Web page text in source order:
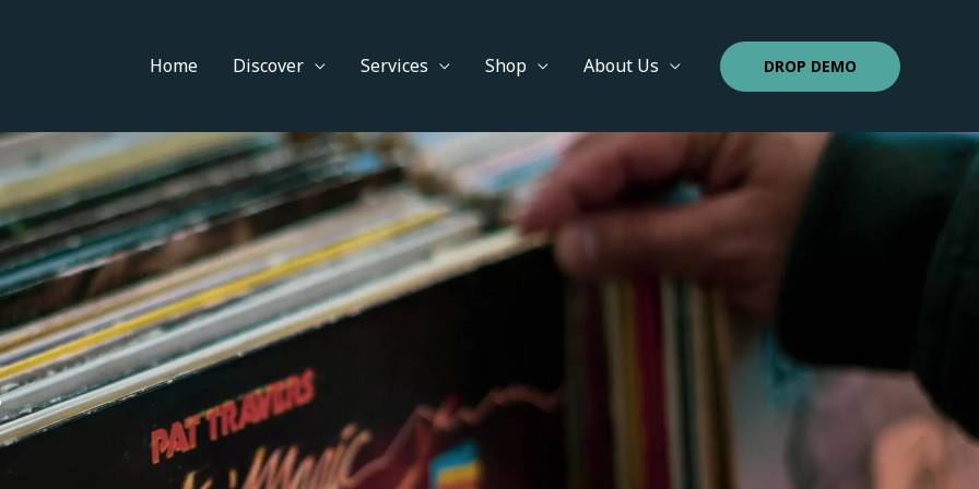
Home Discover Services Shop About Us DROP DEMO